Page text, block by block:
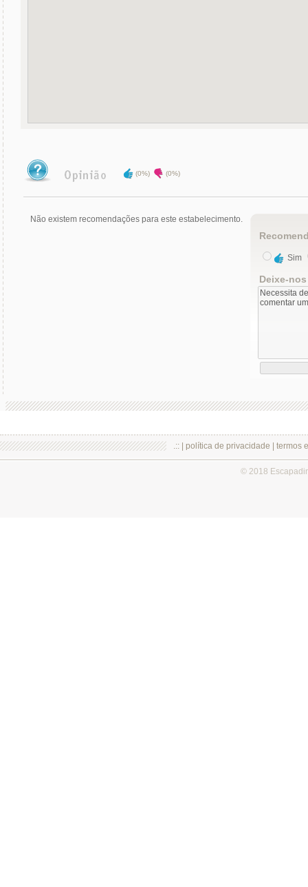
(0%) (0%)
Não existem recomendações para este estabelecimento.
Sim
Deixe-
.:: | política de privacidade termos
© 2018